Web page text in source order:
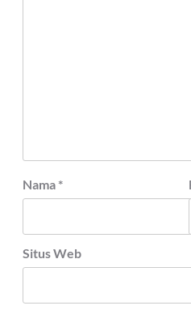
Nama *
Situs Web